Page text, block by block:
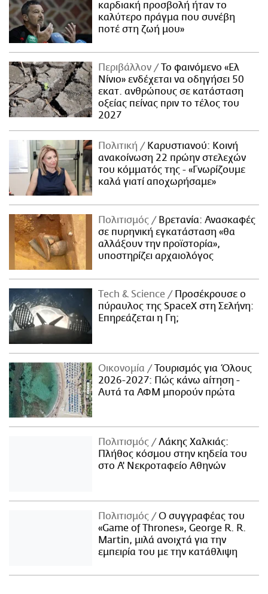
καρδιακή προσβολή ήταν το
καλύτερο πράγμα που συνέβη
ποτέ στη ζωή μου»
Περιβάλλον
Το φαινόμενο «Ελ
Νίνιο» ενδέχεται να οδηγήσει 50
εκατ. ανθρώπους σε κατάσταση
οξείας πείνας πριν το τέλος του
2027
Πολιτική
Καρυστιανού: Κοινή
ανακοίνωση 22 πρώην στελεχών
του κόμματός της - «Γνωρίζουμε
καλά γιατί αποχωρήσαμε»
Πολιτισμός
Βρετανία: Ανασκαφές
σε πυρηνική εγκατάσταση «θα
αλλάξουν την προϊστορία»,
υποστηρίζει αρχαιολόγος
Τech & Science
Προσέκρουσε ο
πύραυλος της SpaceX στη Σελήνη:
Επηρεάζεται η Γη;
Οικονομία
Τουρισμός για Όλους
2026-2027: Πώς κάνω αίτηση -
Αυτά τα ΑΦΜ μπορούν πρώτα
Πολιτισμός
Λάκης Χαλκιάς:
Πλήθος κόσμου στην κηδεία του
στο Α' Νεκροταφείο Αθηνών
Πολιτισμός
Ο συγγραφέας του
«Game of Thrones», George R. R.
Martin, μιλά ανοιχτά για την
εμπειρία του με την κατάθλιψη